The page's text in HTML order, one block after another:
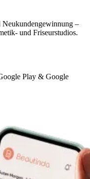
–
und Friseurstudios.
Play & Google